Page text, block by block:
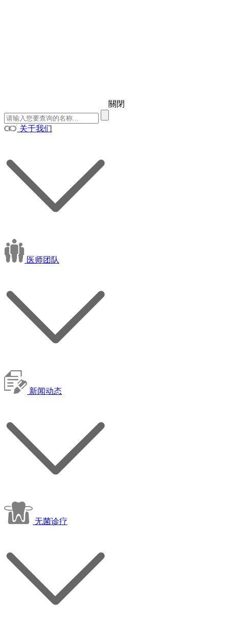
關閉
关于我们
医师团队
新闻动态
无菌诊疗